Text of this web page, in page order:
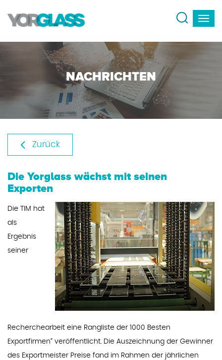
NACHRICHTEN
Zurück
Die Yorglass wächst mit seinen
Exporten
Die TIM hat
als
Ergebnis
seiner
Recherchearbeit eine Rangliste der 1000 Besten
Exportfirmen“ veröffentlicht. Die Auszeichnung der Gewinner
des Exportmeister Preise fand im Rahmen der jährlichen